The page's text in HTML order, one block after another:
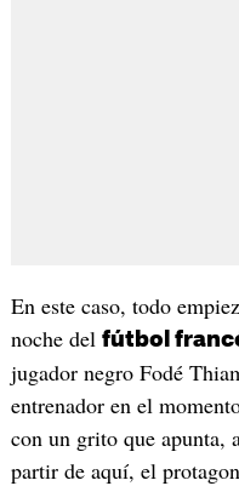
En este caso, todo
noche del fútbol
jugador negro Fodé
entrenador en el
con un grito que apunta,
partir de aquí, el